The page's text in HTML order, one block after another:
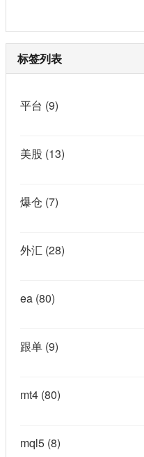
标签列表
平台 (9)
美股 (13)
爆仓 (7)
外汇 (28)
ea (80)
跟单 (9)
mt4 (80)
mql5 (8)